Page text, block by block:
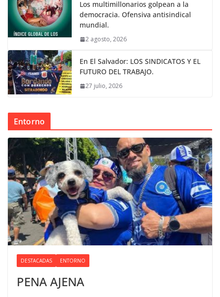
Los multimillonarios golpean a la
democracia. Ofensiva antisindical
mundial.
2 agosto, 2026
En El Salvador: LOS SINDICATOS Y EL
FUTURO DEL TRABAJO.
27 julio, 2026
Entorno
DESTACADAS ENTORNO
PENA AJENA